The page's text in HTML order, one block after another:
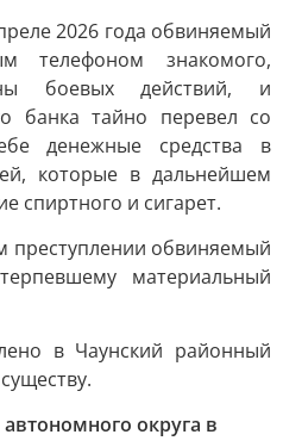
2026 года обвиняемый
телефоном знакомого,
боевых действий, и
банка тайно перевел со
денежные средства в
которые в дальнейшем
спиртного и сигарет.
преступлении обвиняемый
материальный
в Чаунский районный
округа в